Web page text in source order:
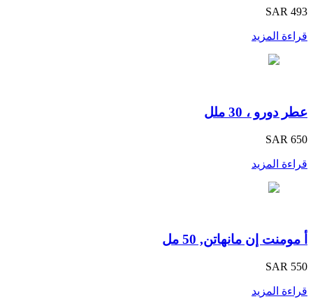
SAR 493
قراءة المزيد
عطر دورو ، 30 ملل
SAR 650
قراءة المزيد
أ مومنت إن مانهاتن, 50 مل
SAR 550
قراءة المزيد